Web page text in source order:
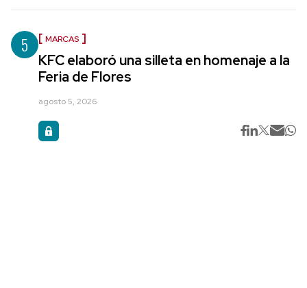
5 MARCAS
KFC elaboró una silleta en homenaje a la
Feria de Flores
agosto 5, 2026